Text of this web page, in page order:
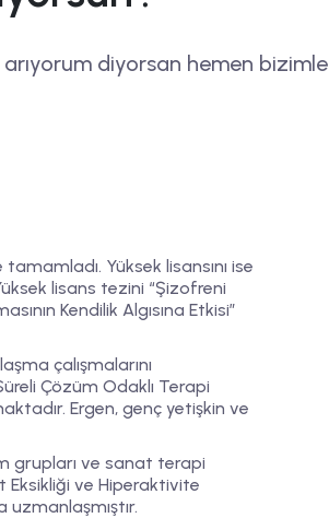
diyorsan hemen bizimle
Yüksek lisansını ise
lisans tezini “Şizofreni
Kendilik Algısına Etkisi”
çalışmalarını
Çözüm Odaklı Terapi
Ergen, genç yetişkin ve
grupları ve sanat terapi
Eksikliği ve Hiperaktivite
uzmanlaşmıştır.